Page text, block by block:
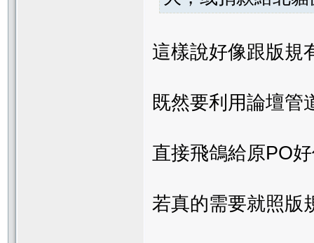
這樣說好像跟版規
既然要利用論壇管
直接飛鴿給原PO
若真的需要就照版